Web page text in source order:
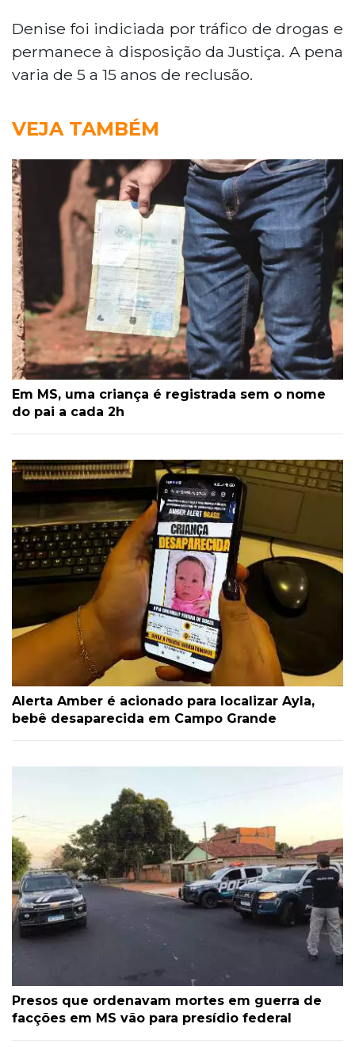
Denise foi indiciada por tráfico de drogas e
permanece à disposição da Justiça. A pena
varia de 5 a 15 anos de reclusão.
VEJA TAMBÉM
Em MS, uma criança é registrada sem o nome
do pai a cada 2h
Alerta Amber é acionado para localizar Ayla,
bebê desaparecida em Campo Grande
Presos que ordenavam mortes em guerra de
facções em MS vão para presídio federal